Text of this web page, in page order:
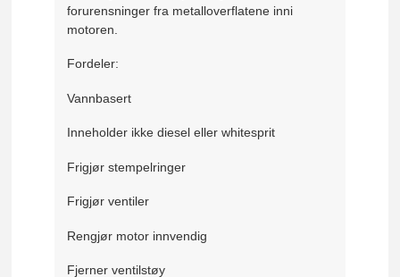
forurensninger fra metalloverflatene inni
motoren.
Fordeler:
Vannbasert
Inneholder ikke diesel eller whitesprit
Frigjør stempelringer
Frigjør ventiler
Rengjør motor innvendig
Fjerner ventilstøy